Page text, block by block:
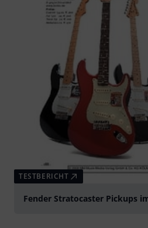
TESTBERICHT
Fender Stratocaster Pickups